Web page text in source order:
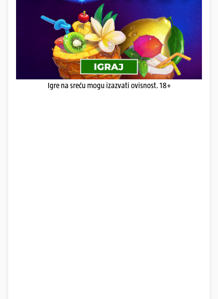
Igre na sreću mogu izazvati ovisnost. 18+